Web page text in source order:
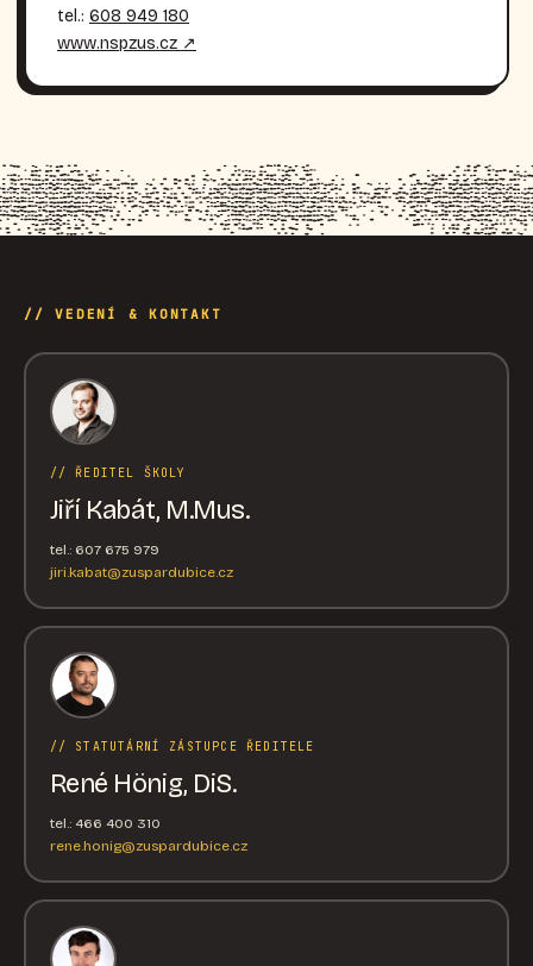
tel.: 608 949 180
www.nspzus.cz ↗
// VEDENÍ & KONTAKT
// ŘEDITEL ŠKOLY
Jiří Kabát, M.Mus.
tel.: 607 675 979
jiri.kabat@zuspardubice.cz
// STATUTÁRNÍ ZÁSTUPCE ŘEDITELE
René Hönig, DiS.
tel.: 466 400 310
rene.honig@zuspardubice.cz